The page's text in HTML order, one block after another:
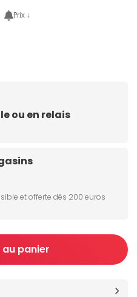
Prix ↓
ou en relais
et offerte dès 200 euros
panier